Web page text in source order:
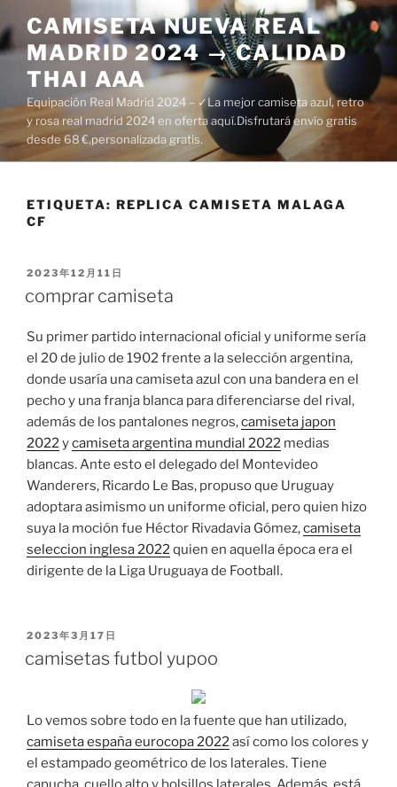
al
contenido
CAMISETA NUEVA REAL
MADRID 2024 → CALIDAD
THAI AAA
Equipación Real Madrid 2024 – ✓La mejor camiseta azul, retro
y rosa real madrid 2024 en oferta aquí.Disfrutará envío gratis
desde 68 €,personalizada gratis.
ETIQUETA: REPLICA CAMISETA MALAGA
CF
PUBLICADO
2023年12月11日
comprar camiseta
Su primer partido internacional oficial y uniforme sería
el 20 de julio de 1902 frente a la selección argentina,
donde usaría una camiseta azul con una bandera en el
pecho y una franja blanca para diferenciarse del rival,
además de los pantalones negros,camiseta japon
2022ycamiseta argentina mundial 2022 medias
blancas. Ante esto el delegado del Montevideo
Wanderers, Ricardo Le Bas, propuso que Uruguay
adoptara asimismo un uniforme oficial, pero quien hizo
suya la moción fue Héctor Rivadavia Gómez,camiseta
seleccion inglesa 2022quien en aquella época era el
dirigente de la Liga Uruguaya de Football.
PUBLICADO
2023年3月17日
camisetas futbol yupoo
Lo vemos sobre todo en la fuente que han utilizado,
camiseta españa eurocopa 2022así como los colores y
el estampado geométrico de los laterales. Tiene